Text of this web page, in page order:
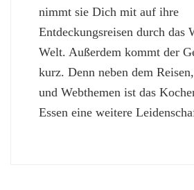
nimmt sie Dich mit auf ihre
Entdeckungsreisen durch das
Welt. Außerdem kommt der
kurz. Denn neben dem
und Webthemen ist das
Essen eine weitere